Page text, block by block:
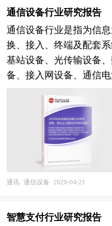
云打印管理等功能已成
材、低能耗设计及循环
业可持续发展路径。未
五五"规划期间迎来新一
工业级3D打印设备有望
设备则将加速向智能化
务（MPS）模式将进一
看，亚太地区尤其是中
持续推进，国产品牌在
政企市场获得更大发展
行业虽面临数字化替代
与生态重构将成为决定
果筛选—点击详情—对比
品对比摘要，极大降低
虑，实现了从搜索导向
商的核心价值在于实现
主治理。它能基于用户
时交互情绪等数据，生
甚至为用户规划个性化
延伸至全购物周期。在
了传统电商对人工拍摄
借助AIGC技术大幅压缩
的批量、高效生成，成
在运营与供应链端，AI
据市场供需、竞品动态
通信设备行业研究报告
通信设备行业是指为信
换、接入、终端及配套
基站设备、光传输设备
备、接入网设备、通信
的战略性基础产业。作
与物的技术底座，通信
准依赖性强、产业带动
决定一国信息通信网络
全韧性。随着5G-A/6G
卫星互联网兴起，通信
全球数字化转型与数字
通讯 通信设备 2026-04-21
智慧支付行业研究报告